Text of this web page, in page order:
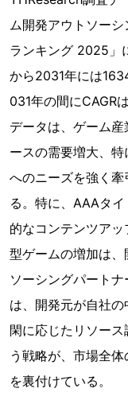
ム開発アウトソー
ランキング 2025」
から2031年には
031年の間にCAGR
データは、ゲーム
ースの需要増大、
へのニーズを強く
る。特に、AAAタ
的なコンテンツア
型ゲームの増加は
ソーシングパート
は、開発元が自社
閑に応じたリソー
う戦略が、市場全
を裏付けている。